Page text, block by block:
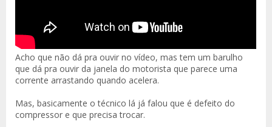
Acho que não dá pra ouvir no vídeo, mas tem um barulho
que dá pra ouvir da janela do motorista que parece uma
corrente arrastando quando acelera.
Mas, basicamente o técnico lá já falou que é defeito do
compressor e que precisa trocar.